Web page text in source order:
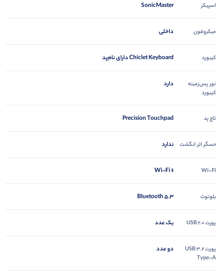
اسپیکر SonicMaster
میکروفون داخلی
کیبورد Chiclet Keyboard دارای نام‌پد
نور پس‌زمینه
کیبورد
دارد
تاچ پد Precision Touchpad
حسگر اثر انگشت ندارد
Wi-Fi
Wi-Fi 6
بلوتوث Bluetooth 5.3
پورت USB 2.0 یک عدد
پورت USB 3.2
Type-A
دو عدد